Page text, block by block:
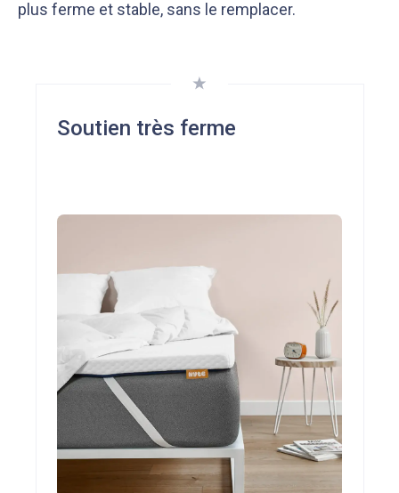
plus ferme et stable, sans le remplacer.
Soutien très ferme